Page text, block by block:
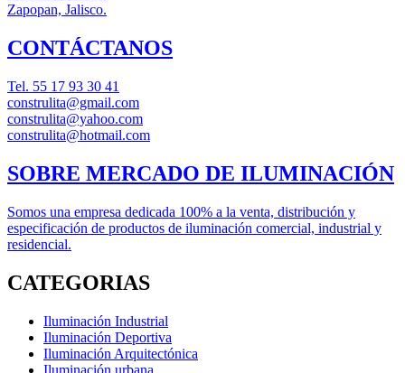
Zapopan, Jalisco.
CONTÁCTANOS
Tel. 55 17 93 30 41
construlita@gmail.com
construlita@yahoo.com
construlita@hotmail.com
SOBRE MERCADO DE ILUMINACIÓN
Somos una empresa dedicada 100% a la venta, distribución y
especificación de productos de iluminación comercial, industrial y
residencial.
CATEGORIAS
Iluminación Industrial
Iluminación Deportiva
Iluminación Arquitectónica
Iluminación urbana